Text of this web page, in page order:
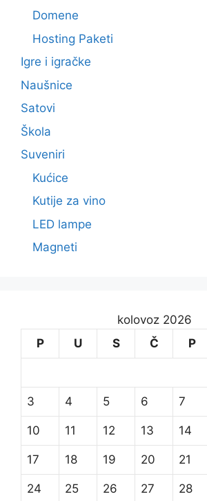
Domene
Hosting Paketi
Igre i igračke
Naušnice
Satovi
Škola
Suveniri
Kućice
Kutije za vino
LED lampe
Magneti
kolovoz 2026
P
U S Č P
3 4 5 6 7
10 11 12 13 14
17 18 19 20 21
24 25 26 27 28